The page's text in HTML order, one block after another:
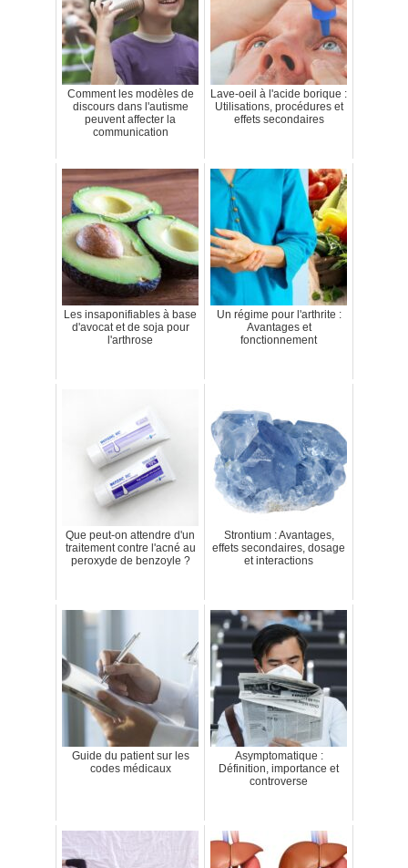
Comment les modèles de
discours dans l'autisme
peuvent affecter la
communication
Lave-oeil à l'acide borique :
Utilisations, procédures et
effets secondaires
Les insaponifiables à base
d'avocat et de soja pour
l'arthrose
Un régime pour l'arthrite :
Avantages et
fonctionnement
Que peut-on attendre d'un
traitement contre l'acné au
peroxyde de benzoyle ?
Strontium : Avantages,
effets secondaires, dosage
et interactions
Guide du patient sur les
codes médicaux
Asymptomatique :
Définition, importance et
controverse